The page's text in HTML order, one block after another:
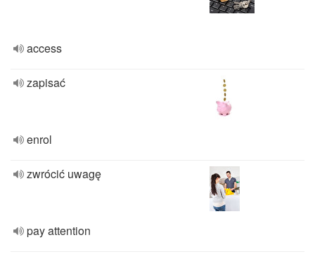
access
zapisać
enrol
zwrócić uwagę
pay attention